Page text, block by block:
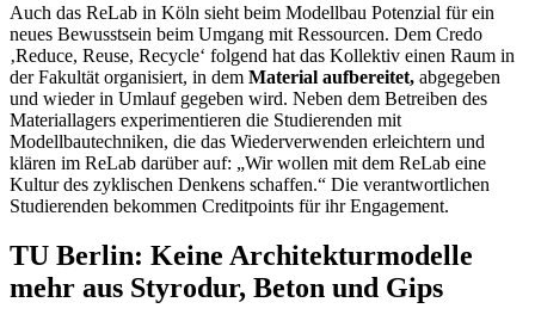
Auch das ReLab in Köln sieht beim Modellbau Potenzial für ein
neues Bewusstsein beim Umgang mit Ressourcen. Dem Credo
‚Reduce, Reuse, Recycle‘ folgend hat das Kollektiv einen Raum in
der Fakultät organisiert, in dem Material aufbereitet, abgegeben
und wieder in Umlauf gegeben wird. Neben dem Betreiben des
Materiallagers experimentieren die Studierenden mit
Modellbautechniken, die das Wiederverwenden erleichtern und
klären im ReLab darüber auf: „Wir wollen mit dem ReLab eine
Kultur des zyklischen Denkens schaffen.“ Die verantwortlichen
Studierenden bekommen Creditpoints für ihr Engagement.
TU Berlin: Keine Architekturmodelle
mehr aus Styrodur, Beton und Gips